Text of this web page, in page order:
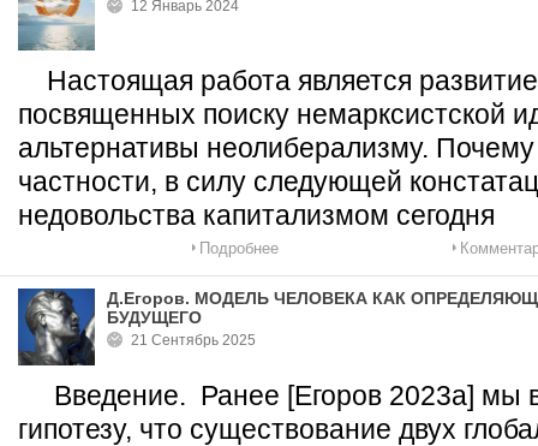
12 Январь 2024
Настоящая работа является
посвященных поиску немарксистской
альтернативы неолиберализму.
частности, в силу следующей
недовольства капитализмом сегодня
Подробнее
Д.Егоров. МОДЕЛЬ ЧЕЛОВЕКА КАК
БУДУЩЕГО
21 Сентябрь 2025
Введение. Ранее [Егоров 2023a] мы
гипотезу, что существование двух